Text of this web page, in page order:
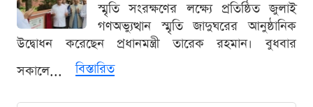
স্মৃতি সংরক্ষণের লক্ষ্যে প্রতিষ্ঠিত জুলাই
গণঅভ্যুত্থান স্মৃতি জাদুঘরের আনুষ্ঠানিক
উদ্বোধন করেছেন প্রধানমন্ত্রী তারেক রহমান। বুধবার
সকালে...
বিস্তারিত